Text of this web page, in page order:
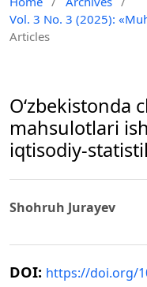
Vol. 3 No. 3 (2025):
Articles
O‘zbekistonda
mahsulotlari
iqtisodiy-
Shohruh Jurayev
DOI: https://doi.org/